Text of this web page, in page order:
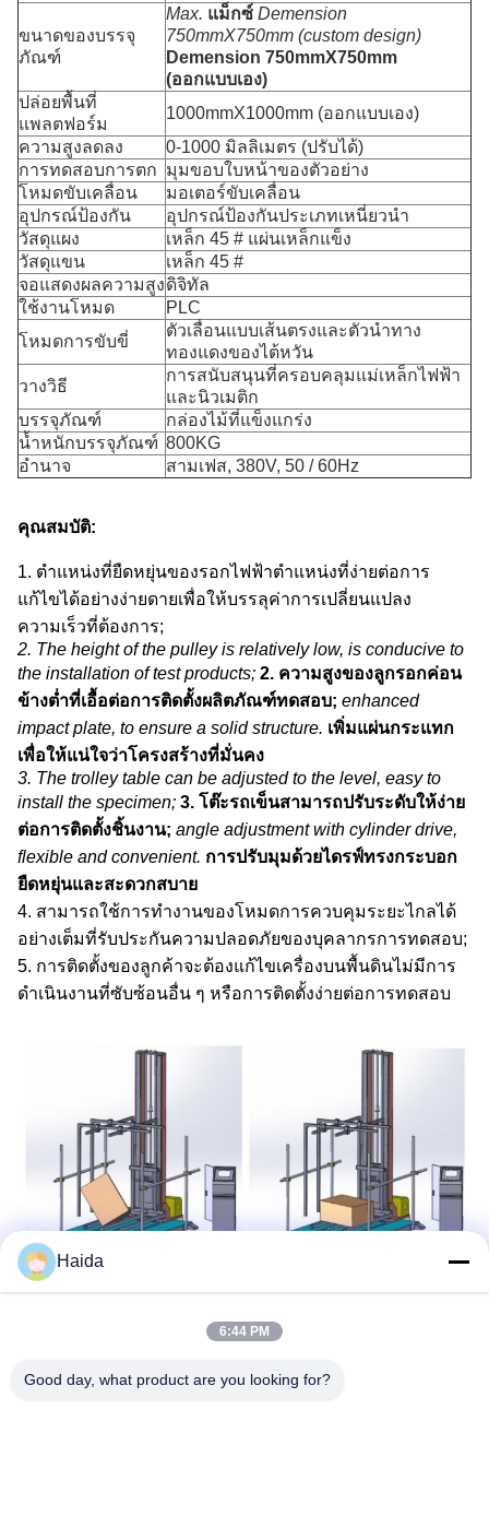
ขนาดของบรรจุ
ภัณฑ์
Max. แม็กซ์ Demension
750mmX750mm (custom design)
Demension 750mmX750mm
(ออกแบบเอง)
ปล่อยพื้นที่
แพลตฟอร์ม
1000mmX1000mm (ออกแบบเอง)
ความสูงลดลง
0-1000 มิลลิเมตร (ปรับได้)
การทดสอบการตก มุมขอบใบหน้าของตัวอย่าง
โหมดขับเคลื่อน
มอเตอร์ขับเคลื่อน
อุปกรณ์ป้องกัน
อุปกรณ์ป้องกันประเภทเหนี่ยวนำ
วัสดุแผง
เหล็ก 45 # แผ่นเหล็กแข็ง
วัสดุแขน
เหล็ก 45 #
จอแสดงผลความสูงดิจิทัล
ใช้งานโหมด
PLC
โหมดการขับขี่
ตัวเลื่อนแบบเส้นตรงและตัวนำทาง
ทองแดงของไต้หวัน
วางวิธี
การสนับสนุนที่ครอบคลุมแม่เหล็กไฟฟ้า
และนิวเมติก
บรรจุภัณฑ์
กล่องไม้ที่แข็งแกร่ง
น้ำหนักบรรจุภัณฑ์ 800KG
อำนาจ
สามเฟส, 380V, 50 / 60Hz
คุณสมบัติ:
1. ตำแหน่งที่ยืดหยุ่นของรอกไฟฟ้าตำแหน่งที่ง่ายต่อการ
แก้ไขได้อย่างง่ายดายเพื่อให้บรรลุค่าการเปลี่ยนแปลง
ความเร็วที่ต้องการ;
2. The height of the pulley is relatively low, is conducive to
the installation of test products; 2. ความสูงของลูกรอกค่อน
ข้างต่ำที่เอื้อต่อการติดตั้งผลิตภัณฑ์ทดสอบ; enhanced
impact plate, to ensure a solid structure. เพิ่มแผ่นกระแทก
เพื่อให้แน่ใจว่าโครงสร้างที่มั่นคง
3. The trolley table can be adjusted to the level, easy to
install the specimen; 3. โต๊ะรถเข็นสามารถปรับระดับให้ง่าย
ต่อการติดตั้งชิ้นงาน; angle adjustment with cylinder drive,
flexible and convenient. การปรับมุมด้วยไดรฟ์ทรงกระบอก
ยืดหยุ่นและสะดวกสบาย
4. สามารถใช้การทำงานของโหมดการควบคุมระยะไกลได้
อย่างเต็มที่รับประกันความปลอดภัยของบุคลากรการทดสอบ;
5. การติดตั้งของลูกค้าจะต้องแก้ไขเครื่องบนพื้นดินไม่มีการ
ดำเนินงานที่ซับซ้อนอื่น ๆ หรือการติดตั้งง่ายต่อการทดสอบ
Haida
6:44 PM
Good day, what product are you looking for?